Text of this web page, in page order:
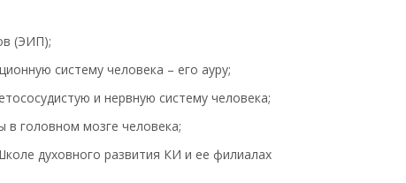
(ЭИП);
систему человека – его ауру;
и нервную систему человека;
в головном мозге человека;
духовного развития КИ и ее филиалах